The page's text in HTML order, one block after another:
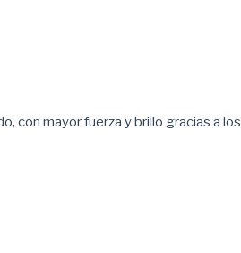
con mayor fuerza y brillo gracias a los